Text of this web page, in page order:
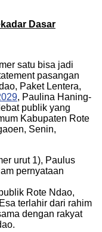
Dasar
satu bisa jadi
pasangan
Paket Lentera,
, Paulina Haning-
publik yang
Kabupaten Rote
Senin,
urut 1), Paulus
pernyataan
Rote Ndao,
terlahir dari rahim
dengan rakyat